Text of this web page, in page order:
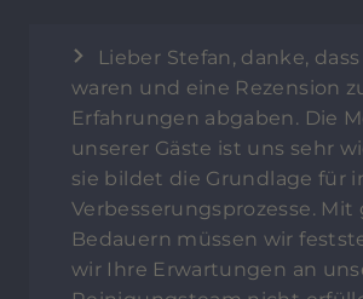
Lieber Stefan, danke,
waren und eine Rezension
Erfahrungen abgaben. Die
unserer Gäste ist uns sehr
sie bildet die Grundlage für
Verbesserungsprozesse. Mit
Bedauern müssen wir
wir Ihre Erwartungen an